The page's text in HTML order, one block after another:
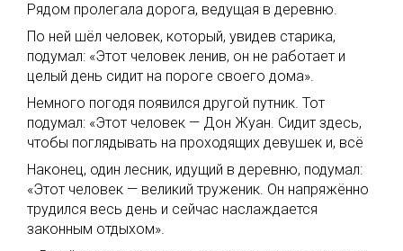
Рядом пролегала дорога, ведущая в деревню.
По ней шёл человек, который, увидев старика,
подумал: «Этот человек ленив, он не работает и
целый день сидит на пороге своего дома».
Немного погодя появился другой путник. Тот
подумал: «Этот человек — Дон Жуан. Сидит здесь,
чтобы поглядывать на проходящих девушек и, всё
Наконец, один лесник, идущий в деревню, подумал:
«Этот человек — великий труженик. Он напряжённо
трудился весь день и сейчас наслаждается
законным отдыхом».